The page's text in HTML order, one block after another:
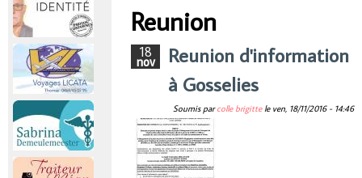
Vous êtes ici
Reunion
18
nov
Reunion d'information
à Gosselies
Soumis parcolle brigittele ven, 18/11/2016 - 14:46
r
n
c